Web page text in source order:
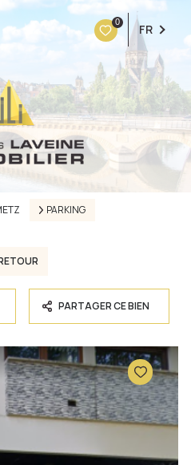
0 FR
PARKING
PARTAGER CE BIEN